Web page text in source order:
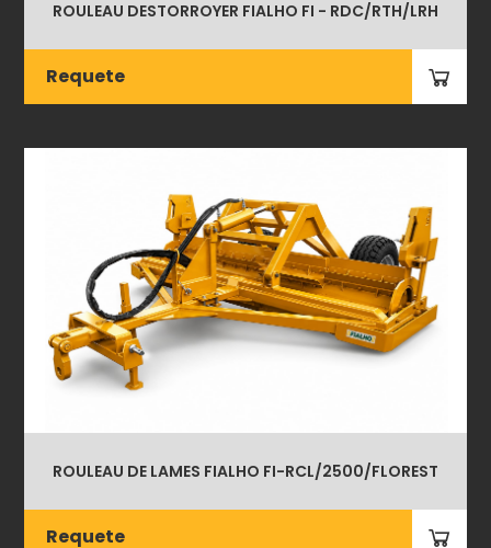
ROULEAU DESTORROYER FIALHO FI - RDC/RTH/LRH
Requete
ROULEAU DE LAMES FIALHO FI-RCL/2500/FLOREST
Requete